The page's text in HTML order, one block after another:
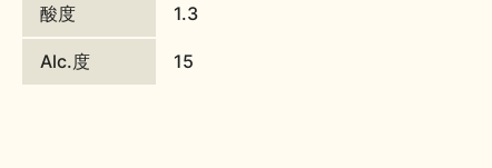
酸度 1.3
Alc.度 15